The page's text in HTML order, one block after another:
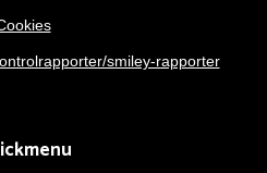
smiley-rapporter